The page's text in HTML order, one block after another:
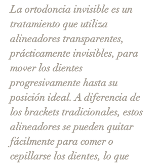
La ortodoncia invisible es un
tratamiento que utiliza
alineadores transparentes,
prácticamente invisibles, para
mover los dientes
progresivamente hasta su
posición ideal. A diferencia de
los brackets tradicionales, estos
alineadores se pueden quitar
fácilmente para comer o
cepillarse los dientes, lo que